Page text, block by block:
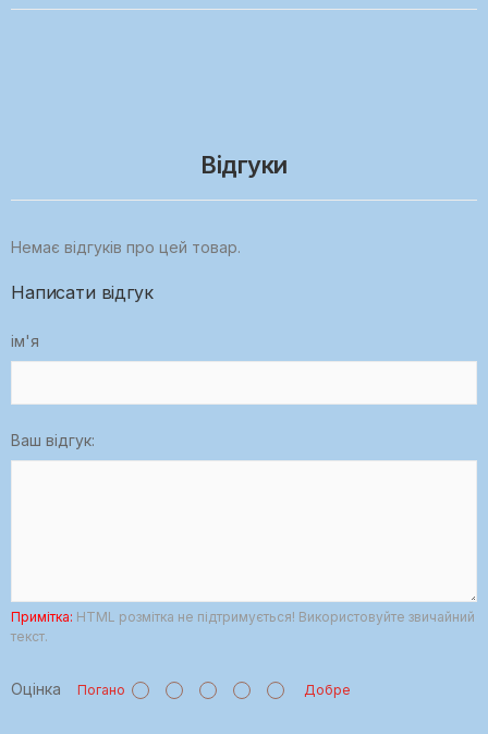
Відгуки
Немає відгуків про цей товар.
Написати відгук
ім'я
Ваш відгук:
Примітка: HTML розмітка не підтримується! Використовуйте звичайний
текст.
Оцінка Погано Добре